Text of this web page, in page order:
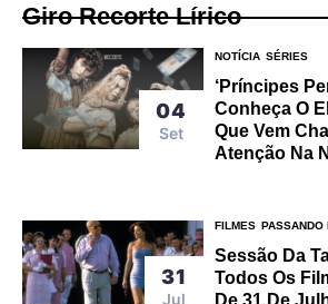
Giro Recorte Lírico
04
Set
NOTÍCIA SÉRIES
‘Príncipes
Conheça O
Que Vem
Atenção Na
31
Jul
FILMES PASSANDO
Sessão Da
Todos Os
De 31 De